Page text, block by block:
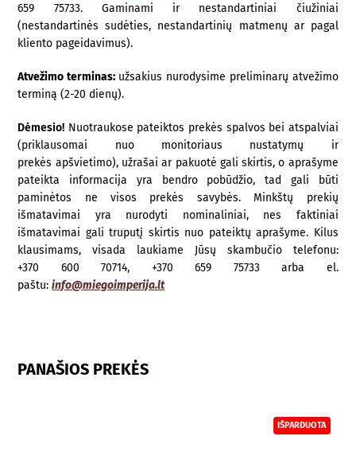
659 75733. Gaminami ir nestandartiniai čiužiniai
(nestandartinės sudėties, nestandartinių matmenų ar pagal
kliento pageidavimus).
Atvežimo terminas: užsakius nurodysime preliminarų atvežimo
terminą (2-20 dienų).
Dėmesio! Nuotraukose pateiktos prekės spalvos bei atspalviai
(priklausomai nuo monitoriaus nustatymų ir
prekės apšvietimo), užrašai ar pakuotė gali skirtis, o aprašyme
pateikta informacija yra bendro pobūdžio, tad gali būti
paminėtos ne visos prekės savybės. Minkštų prekių
išmatavimai yra nurodyti nominaliniai, nes faktiniai
išmatavimai gali truputį skirtis nuo pateiktų aprašyme. Kilus
klausimams, visada laukiame Jūsų skambučio telefonu:
+370 600 70714, +370 659 75733 arba el.
paštu:info@miegoimperija.lt
PANAŠIOS PREKĖS
IŠPARDUOTA